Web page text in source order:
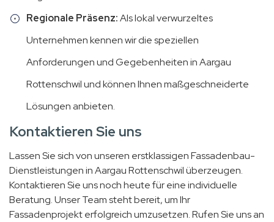
Regionale Präsenz:Als lokal verwurzeltes
Unternehmen kennen wir die speziellen
Anforderungen und Gegebenheiten in Aargau
Rottenschwil und können Ihnen maßgeschneiderte
Lösungen anbieten.
Kontaktieren Sie uns
Lassen Sie sich von unseren erstklassigen Fassadenbau-
Dienstleistungen in Aargau Rottenschwil überzeugen.
Kontaktieren Sie uns noch heute für eine individuelle
Beratung. Unser Team steht bereit, um Ihr
Fassadenprojekt erfolgreich umzusetzen. Rufen Sie uns an